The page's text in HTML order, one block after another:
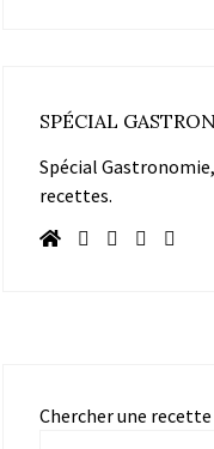
SPÉCIAL
Spécial
recettes.
Chercher une recette